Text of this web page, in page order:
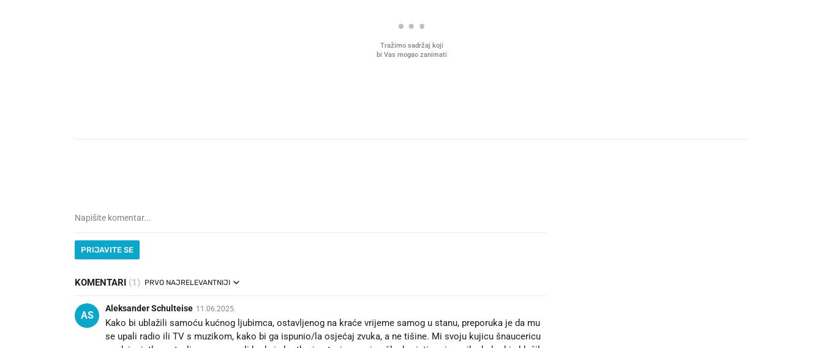
Tražimo sadržaj koji
bi Vas mogao zanimati
PRIJAVITE SE
KOMENTARI (1) PRVO NAJRELEVANTNIJI
AS
Aleksander Schulteise 11.06.2025.
Kako bi ublažili samoću kućnog ljubimca, ostavljenog na kraće vrijeme samog u stanu, preporuka je da mu
se upali radio ili TV s muzikom, kako bi ga ispunio/la osjećaj zvuka, a ne tišine. Mi svoju kujicu šnaucericu